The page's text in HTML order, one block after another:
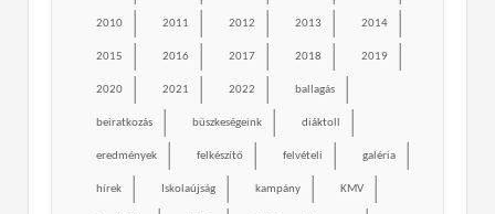
2010 2011 2012 2013 2014
2015 2016 2017 2018 2019
2020 2021 2022 ballagás
beiratkozás büszkeségeink diáktoll
eredmények felkészítő felvételi galéria
hírek Iskolaújság kampány KMV